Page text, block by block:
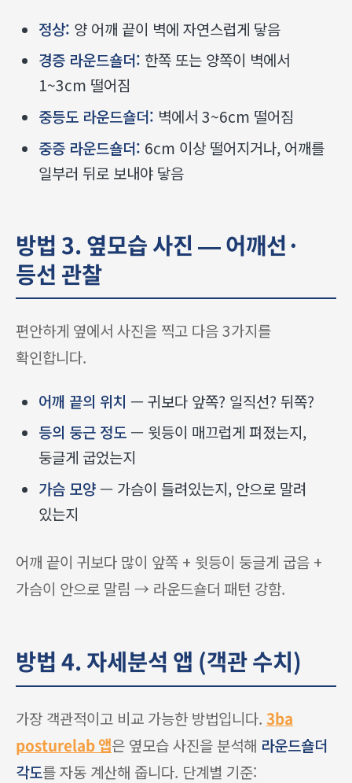
정상: 양 어깨 끝이 벽에 자연스럽게 닿음
경증 라운드숄더: 한쪽 또는 양쪽이 벽에서
1~3cm 떨어짐
중등도 라운드숄더: 벽에서 3~6cm 떨어짐
중증 라운드숄더: 6cm 이상 떨어지거나, 어깨를
일부러 뒤로 보내야 닿음
방법 3. 옆모습 사진 — 어깨선·
등선 관찰
편안하게 옆에서 사진을 찍고 다음 3가지를
확인합니다.
어깨 끝의 위치 — 귀보다 앞쪽? 일직선? 뒤쪽?
등의 둥근 정도— 윗등이 매끄럽게 펴졌는지,
둥글게 굽었는지
가슴 모양— 가슴이 들려있는지, 안으로 말려
있는지
어깨 끝이 귀보다 많이 앞쪽 + 윗등이 둥글게 굽음 +
가슴이 안으로 말림 → 라운드숄더 패턴 강함.
방법 4. 자세분석 앱 (객관 수치)
가장 객관적이고 비교 가능한 방법입니다. 3ba
posturelab 앱은 옆모습 사진을 분석해 라운드숄더
각도를 자동 계산해 줍니다. 단계별 기준: